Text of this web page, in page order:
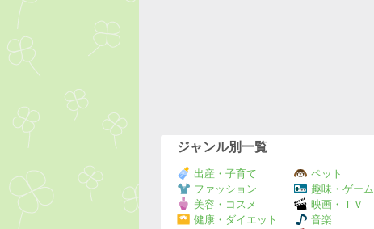
ジャンル別一覧
出産・子育て
ファッション
美容・コスメ
健康・ダイエット
ペット
趣味・ゲーム
映画・ＴＶ
音楽